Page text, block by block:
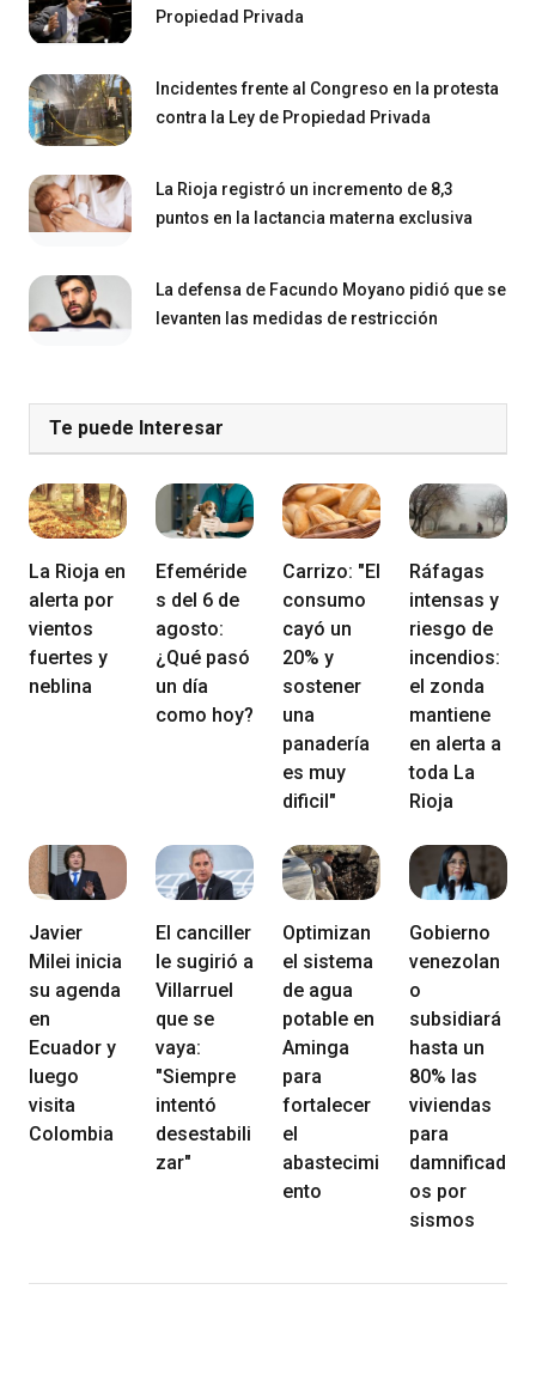
Propiedad Privada
Incidentes frente al Congreso en la protesta
contra la Ley de Propiedad Privada
La Rioja registró un incremento de 8,3
puntos en la lactancia materna exclusiva
La defensa de Facundo Moyano pidió que se
levanten las medidas de restricción
Te puede Interesar
La Rioja en
alerta por
vientos
fuertes y
neblina
Efeméride
s del 6 de
agosto:
¿Qué pasó
un día
como hoy?
Carrizo: "El
consumo
cayó un
20% y
sostener
una
panadería
es muy
dificil"
Ráfagas
intensas y
riesgo de
incendios:
el zonda
mantiene
en alerta a
toda La
Rioja
Javier
Milei inicia
su agenda
en
Ecuador y
luego
visita
Colombia
El canciller
le sugirió a
Villarruel
que se
vaya:
"Siempre
intentó
desestabili
zar"
Optimizan
el sistema
de agua
potable en
Aminga
para
fortalecer
el
abastecimi
ento
Gobierno
venezolan
o
subsidiará
hasta un
80% las
viviendas
para
damnificad
os por
sismos